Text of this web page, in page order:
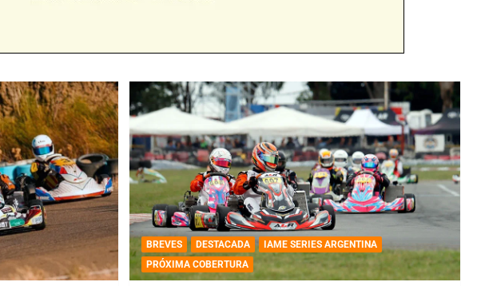
BREVES DESTACADA
IAME SERIES ARGENTINA
PRÓXIMA COBERTURA